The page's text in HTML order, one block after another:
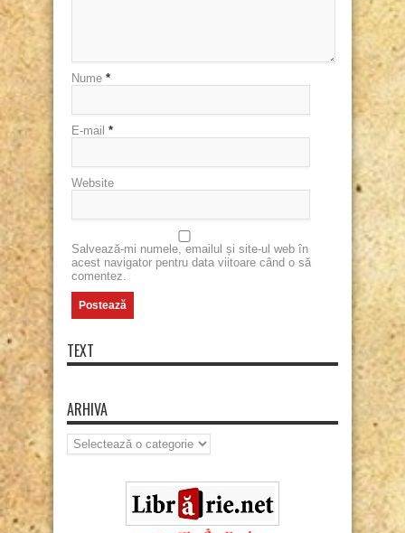
Nume *
E-mail *
Website
Salvează-mi numele, emailul și site-ul web în
acest navigator pentru data viitoare când o să
comentez.
TEXT
ARHIVA
Arhiva